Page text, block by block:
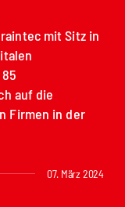
mit Sitz in
auf die
Firmen in der
07. März 2024